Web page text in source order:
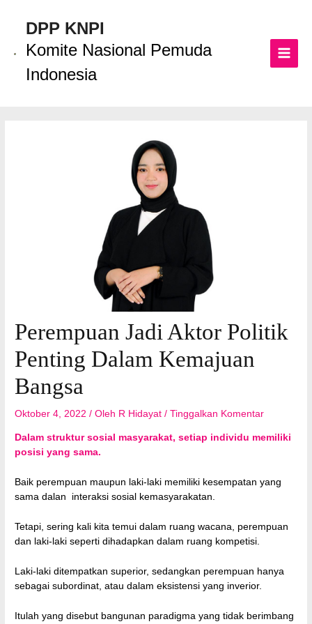
kontenDPP KNPI
Komite Nasional Pemuda
Indonesia
Perempuan Jadi Aktor Politik
Penting Dalam Kemajuan
Bangsa
Oktober 4, 2022 / Oleh R Hidayat /Tinggalkan Komentar
Dalam struktur sosial masyarakat, setiap individu memiliki
posisi yang sama.
Baik perempuan maupun laki-laki memiliki kesempatan yang
sama dalan interaksi sosial kemasyarakatan.
Tetapi, sering kali kita temui dalam ruang wacana, perempuan
dan laki-laki seperti dihadapkan dalam ruang kompetisi.
Laki-laki ditempatkan superior, sedangkan perempuan hanya
sebagai subordinat, atau dalam eksistensi yang inverior.
Itulah yang disebut bangunan paradigma yang tidak berimbang